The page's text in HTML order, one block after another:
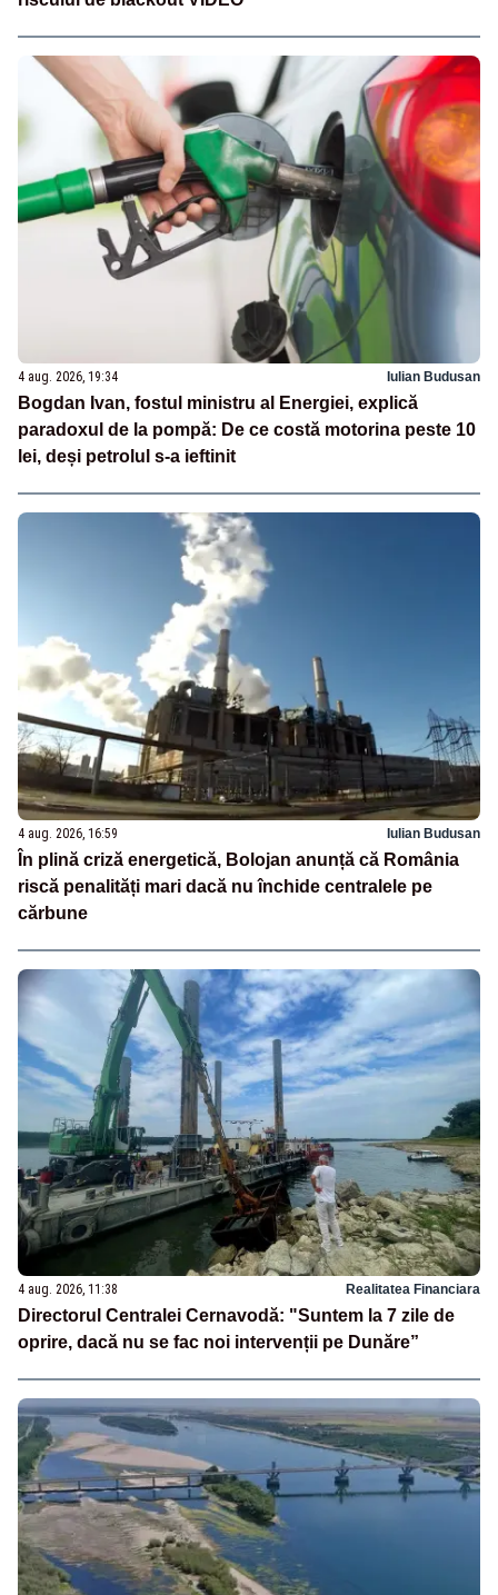
4 aug. 2026, 19:34 Iulian Budusan
Bogdan Ivan, fostul ministru al Energiei, explică
paradoxul de la pompă: De ce costă motorina peste 10
lei, deși petrolul s-a ieftinit
4 aug. 2026, 16:59 Iulian Budusan
În plină criză energetică, Bolojan anunță că România
riscă penalități mari dacă nu închide centralele pe
cărbune
4 aug. 2026, 11:38 Realitatea Financiara
Directorul Centralei Cernavodă: "Suntem la 7 zile de
oprire, dacă nu se fac noi intervenții pe Dunăre”